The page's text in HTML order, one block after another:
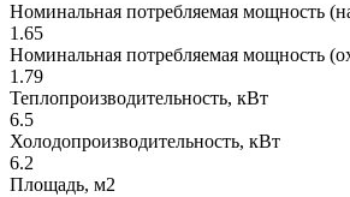
Номинальная потребляемая мощность
1.65
Номинальная потребляемая мощность
1.79
Теплопроизводительность, кВт
6.5
Холодопроизводительность, кВт
6.2
Площадь, м2